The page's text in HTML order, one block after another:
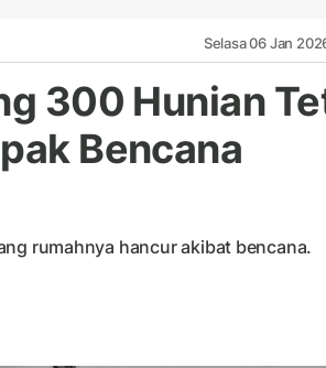
Selasa 06 Jan
300 Hunian
Bencana
rumahnya hancur akibat bencana.